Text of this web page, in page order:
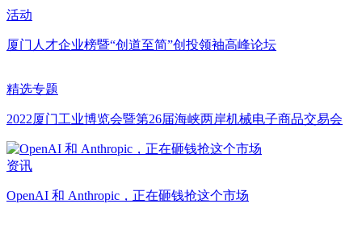
活动
厦门人才企业榜暨“创道至简”创投领袖高峰论坛
精选专题
2022厦门工业博览会暨第26届海峡两岸机械电子商品交易会
资讯
OpenAI 和 Anthropic，正在砸钱抢这个市场